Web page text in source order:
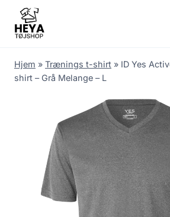
content
Hjem » Trænings t-shirt » ID Yes
shirt – Grå Melange – L